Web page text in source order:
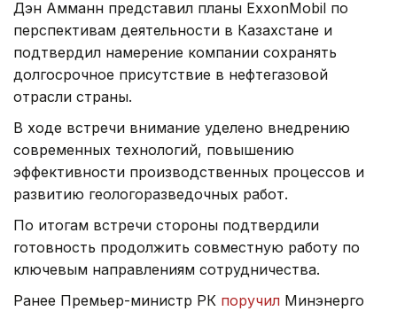
Дэн Амманн представил планы ExxonMobil по
перспективам деятельности в Казахстане и
подтвердил намерение компании сохранять
долгосрочное присутствие в нефтегазовой
отрасли страны.
В ходе встречи внимание уделено внедрению
современных технологий, повышению
эффективности производственных процессов и
развитию геологоразведочных работ.
По итогам встречи стороны подтвердили
готовность продолжить совместную работу по
ключевым направлениям сотрудничества.
Ранее Премьер-министр РК поручил Минэнерго